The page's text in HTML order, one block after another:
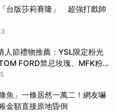
台版莎莉賽隆」 超強打戲帥
人節禮物推薦：YSL限定粉光
FORD禁忌玫瑰、MFK粉
嬌蘭藝術紙藝香水，直接美哭
魚」一條居然一萬二！網友嚇
金額直接原地昏倒